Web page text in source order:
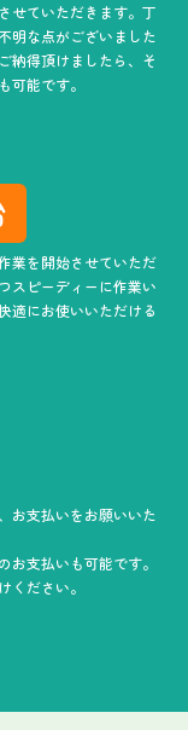
せていただきます。丁
明な点がございました
納得頂けましたら、そ
可能です。
業を開始させていただ
スピーディーに作業い
適にお使いいただける
お支払いをお願いいた
お支払いも可能です。
ください。